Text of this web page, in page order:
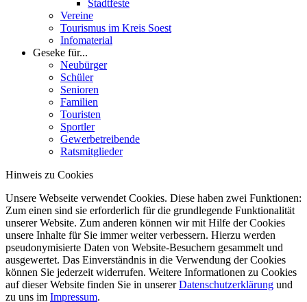
Stadtfeste
Vereine
Tourismus im Kreis Soest
Infomaterial
Geseke für...
Neubürger
Schüler
Senioren
Familien
Touristen
Sportler
Gewerbetreibende
Ratsmitglieder
Hinweis zu Cookies
Unsere Webseite verwendet Cookies. Diese haben zwei Funktionen:
Zum einen sind sie erforderlich für die grundlegende Funktionalität
unserer Website. Zum anderen können wir mit Hilfe der Cookies
unsere Inhalte für Sie immer weiter verbessern. Hierzu werden
pseudonymisierte Daten von Website-Besuchern gesammelt und
ausgewertet. Das Einverständnis in die Verwendung der Cookies
können Sie jederzeit widerrufen. Weitere Informationen zu Cookies
auf dieser Website finden Sie in unsererDatenschutzerklärung und
zu uns im Impressum.